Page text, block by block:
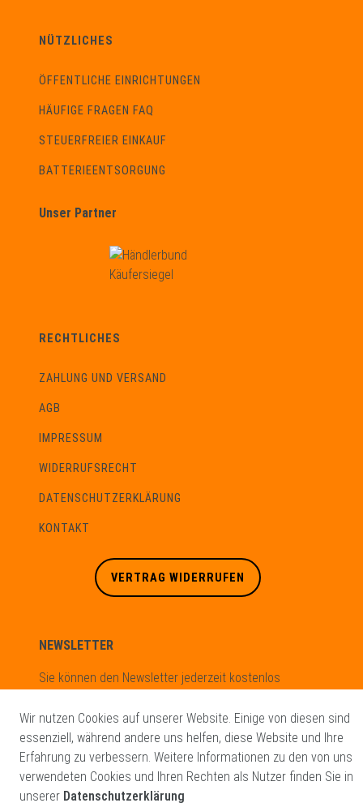
NÜTZLICHES
ÖFFENTLICHE EINRICHTUNGEN
HÄUFIGE FRAGEN FAQ
STEUERFREIER EINKAUF
BATTERIEENTSORGUNG
Unser Partner
RECHTLICHES
ZAHLUNG UND VERSAND
AGB
IMPRESSUM
WIDERRUFSRECHT
DATENSCHUTZERKLÄRUNG
KONTAKT
VERTRAG WIDERRUFEN
NEWSLETTER
Sie können den Newsletter jederzeit kostenlos
Newsletter
Honig
Hiermit bestätige ich, dass ich dieDaten­schutz­erklärung
gelesen
habe. Meine Einwilligung kann ich jederzeit widerrufen.**
Wir nutzen Cookies auf unserer Website. Einige von diesen sind
essenziell, während andere uns helfen, diese Website und Ihre
Erfahrung zu verbessern. Weitere Informationen zu den von uns
verwendeten Cookies und Ihren Rechten als Nutzer finden Sie in
unserer Datenschutzerklärung